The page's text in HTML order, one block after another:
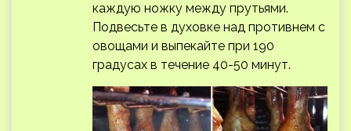
каждую ножку между прутьями.
Подвесьте в духовке над противнем с
овощами и выпекайте при 190
градусах в течение 40-50 минут.